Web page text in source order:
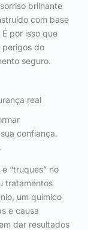
brilhante
com base
por isso que
perigos do
seguro.
real
confiança.
“truques” no
tratamentos
um químico
e causa
dar resultados